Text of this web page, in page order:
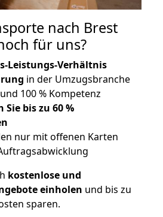
nach Brest
für uns?
Leistungs-Verhältnis
in der Umzugsbranche
und 100 % Kompetenz
Sie bis zu 60 %
nur mit offenen Karten
kostenlose und
einholen und bis zu
sparen.